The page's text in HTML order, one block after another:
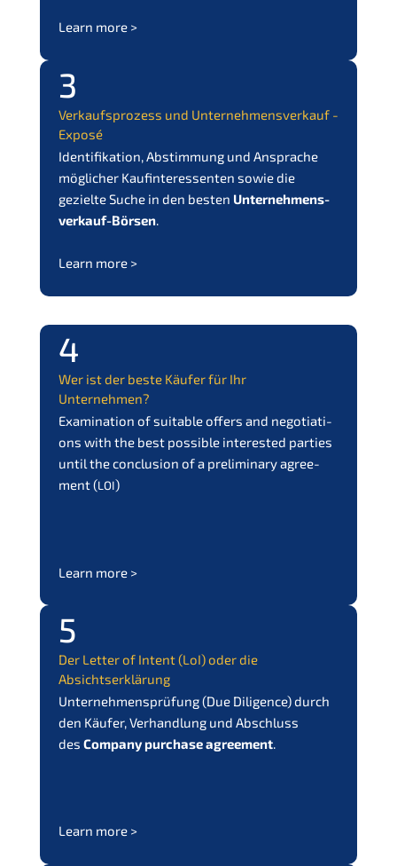
Learn more >
3
Verkaufs­pro­zess und Unter­nehmens­verkauf -
Exposé
Identi­fi­ka­ti­on, Abstim­mung und Anspra­che
mögli­cher Kaufin­ter­es­sen­ten sowie die
geziel­te Suche in den besten Unter­nehmens­
verkauf-Börsen
Learn more >
4
Wer ist der beste Käufer für Ihr
Unternehmen?
Exami­na­ti­on of suita­ble offers and negotia­ti­
ons with the best possi­ble interes­ted parties
until the conclu­si­on of a preli­mi­na­ry agree­
ment (LOI)
Learn more >
5
Der Letter of Intent (LoI) oder die
Absichtserklärung
Unter­neh­mens­prü­fung (Due Diligence) durch
den Käufer, Verhand­lung und Abschluss
des Compa­ny purcha­se agree­ment.
Learn more >